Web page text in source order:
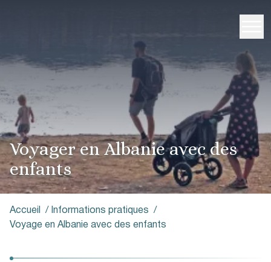
Voyager en Albanie avec des
enfants
Accueil / Informations pratiques
/
Voyage en Albanie avec des enfants